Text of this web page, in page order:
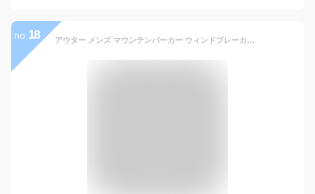
no. 18 アウター メンズ マウンテンパーカー ウィンドブレーカー ジャケット ジャンパー 雨具 カジュアル 撥水 防寒 ライトアウター マンパ 春 春服 秋 秋服 XS S M L XL